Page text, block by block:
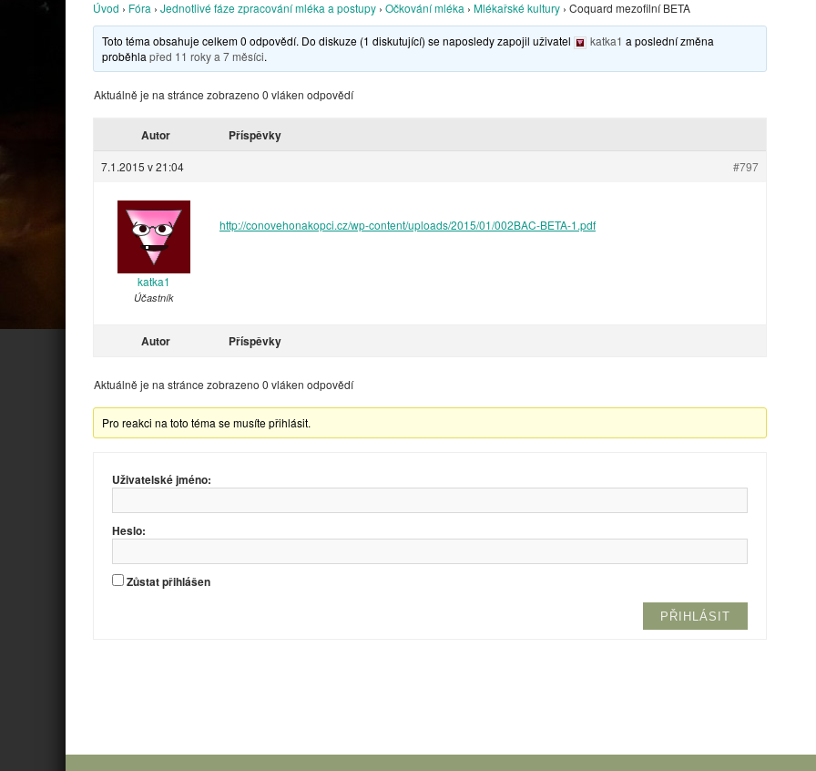
Úvod › Fóra › Jednotlivé fáze zpracování mléka a postupy › Očkování mléka › Mlékařské kultury › Coquard mezofilní BETA
Toto téma obsahuje celkem 0 odpovědí. Do diskuze (1 diskutující) se naposledy zapojil uživatel katka1 a poslední změna
proběhlapřed 11 roky a 7 měsíci.
Aktuálně je na stránce zobrazeno 0 vláken odpovědí
Autor Příspěvky
7.1.2015 v 21:04 #797
katka1
Účastník
http://conovehonakopci.cz/wp-content/uploads/2015/01/002BAC-BETA-1.pdf
Autor Příspěvky
Aktuálně je na stránce zobrazeno 0 vláken odpovědí
Pro reakci na toto téma se musíte přihlásit.
Uživatelské jméno:
Heslo:
Zůstat přihlášen
PŘIHLÁSIT